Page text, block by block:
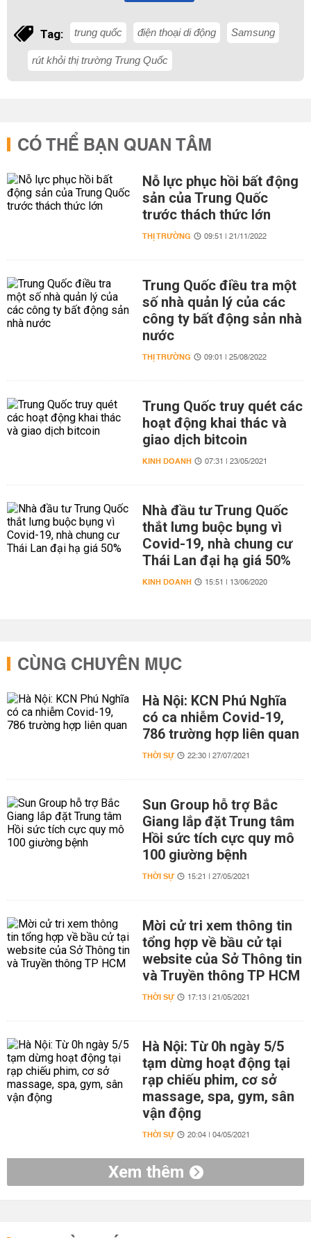
Tag: trung quốc điện thoại di động Samsung
rút khỏi thị trường Trung Quốc
CÓ THỂ BẠN QUAN TÂM
Nỗ lực phục hồi bất động
sản của Trung Quốc
trước thách thức lớn
THỊ TRƯỜNG 09:51 | 21/11/2022
Trung Quốc điều tra một
số nhà quản lý của các
công ty bất động sản nhà
nước
THỊ TRƯỜNG 09:01 | 25/08/2022
Trung Quốc truy quét các
hoạt động khai thác và
giao dịch bitcoin
KINH DOANH 07:31 | 23/05/2021
Nhà đầu tư Trung Quốc
thắt lưng buộc bụng vì
Covid-19, nhà chung cư
Thái Lan đại hạ giá 50%
KINH DOANH 15:51 | 13/06/2020
CÙNG CHUYÊN MỤC
Hà Nội: KCN Phú Nghĩa
có ca nhiễm Covid-19,
786 trường hợp liên quan
THỜI SỰ 22:30 | 27/07/2021
Sun Group hỗ trợ Bắc
Giang lắp đặt Trung tâm
Hồi sức tích cực quy mô
100 giường bệnh
THỜI SỰ 15:21 | 27/05/2021
Mời cử tri xem thông tin
tổng hợp về bầu cử tại
website của Sở Thông tin
và Truyền thông TP HCM
THỜI SỰ 17:13 | 21/05/2021
Hà Nội: Từ 0h ngày 5/5
tạm dừng hoạt động tại
rạp chiếu phim, cơ sở
massage, spa, gym, sân
vận động
THỜI SỰ 20:04 | 04/05/2021
Xem thêm